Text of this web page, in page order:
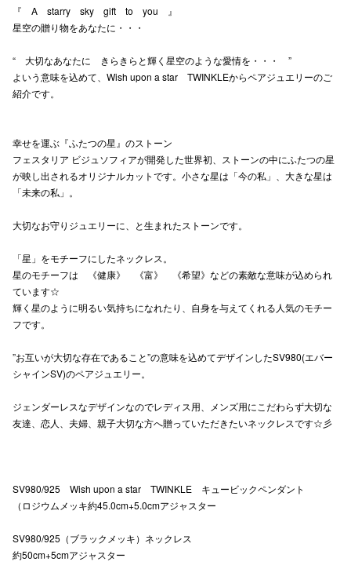
『 A starry sky gift to you 』
星空の贈り物をあなたに・・・
“ 大切なあなたに きらきらと輝く星空のような愛情を・・・ ”
よいう意味を込めて、Wish upon a star TWINKLEからペアジュエリーのご
紹介です。
幸せを運ぶ『ふたつの星』のストーン
フェスタリア ビジュソフィアが開発した世界初、ストーンの中にふたつの星
が映し出されるオリジナルカットです。小さな星は「今の私」、大きな星は
「未来の私」。
大切なお守りジュエリーに、と生まれたストーンです。
「星」をモチーフにしたネックレス。
星のモチーフは 《健康》 《富》 《希望》などの素敵な意味が込められ
ています☆
輝く星のように明るい気持ちになれたり、自身を与えてくれる人気のモチー
フです。
”お互いが大切な存在であること”の意味を込めてデザインしたSV980(エバー
シャインSV)のペアジュエリー。
ジェンダーレスなデザインなのでレディス用、メンズ用にこだわらず大切な
友達、恋人、夫婦、親子大切な方へ贈っていただきたいネックレスです☆彡
SV980/925 Wish upon a star TWINKLE キュービックペンダント
（ロジウムメッキ約45.0cm+5.0cmアジャスター
SV980/925（ブラックメッキ）ネックレス
約50cm+5cmアジャスター
キャナルシ